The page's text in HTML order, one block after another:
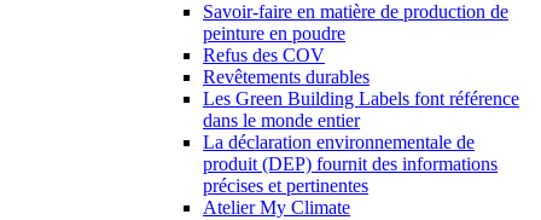
Savoir-faire en matière de production de
peinture en poudre
Refus des COV
Revêtements durables
Les Green Building Labels font référence
dans le monde entier
La déclaration environnementale de
produit (DEP) fournit des informations
précises et pertinentes
Atelier My Climate